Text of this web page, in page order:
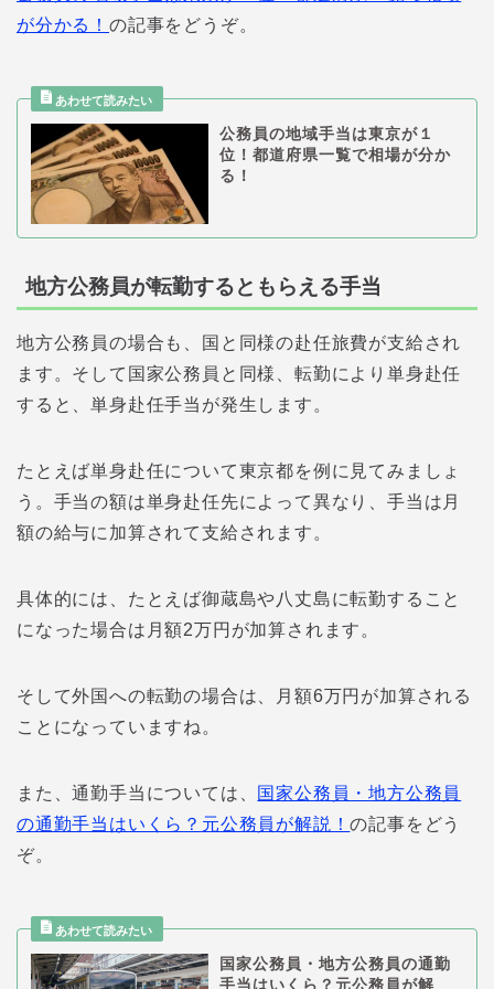
が分かる！ の記事をどうぞ。
公務員の地域手当は東京が１
位！都道府県一覧で相場が分か
る！
地方公務員が転勤するともらえる手当
地方公務員の場合も、国と同様の赴任旅費が支給され
ます。そして国家公務員と同様、転勤により単身赴任
すると、単身赴任手当が発生します。
たとえば単身赴任について東京都を例に見てみましょ
う。手当の額は単身赴任先によって異なり、手当は月
額の給与に加算されて支給されます。
具体的には、たとえば御蔵島や八丈島に転勤すること
になった場合は月額2万円が加算されます。
そして外国への転勤の場合は、月額6万円が加算される
ことになっていますね。
また、通勤手当については、 国家公務員・地方公務員
の通勤手当はいくら？元公務員が解説！の記事をどう
ぞ。
国家公務員・地方公務員の通勤
手当はいくら？元公務員が解